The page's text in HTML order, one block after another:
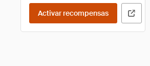
Activar recompensas